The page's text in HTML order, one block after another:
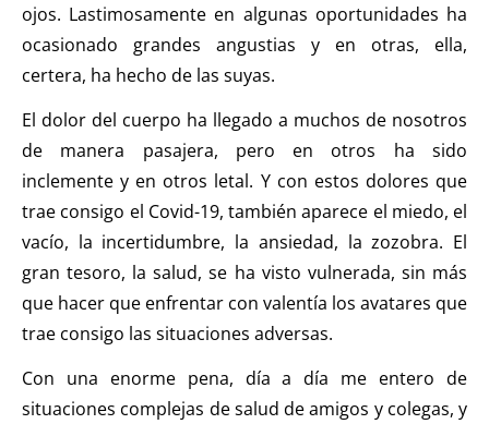
ojos. Lastimosamente en algunas oportunidades ha
ocasionado grandes angustias y en otras, ella,
certera, ha hecho de las suyas.
El dolor del cuerpo ha llegado a muchos de nosotros
de manera pasajera, pero en otros ha sido
inclemente y en otros letal. Y con estos dolores que
trae consigo el Covid-19, también aparece el miedo, el
vacío, la incertidumbre, la ansiedad, la zozobra. El
gran tesoro, la salud, se ha visto vulnerada, sin más
que hacer que enfrentar con valentía los avatares que
trae consigo las situaciones adversas.
Con una enorme pena, día a día me entero de
situaciones complejas de salud de amigos y colegas, y